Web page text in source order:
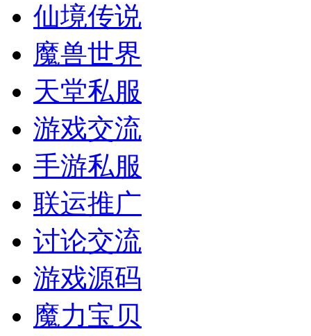
仙境传说
魔兽世界
天堂私服
游戏交流
手游私服
联运推广
讨论交流
游戏源码
魔力宝贝